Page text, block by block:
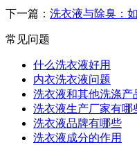
下一篇： 洗衣液与除臭：
常见问题
什么洗衣液好用
内衣洗衣液问题
洗衣液和其他洗涤产
洗衣液生产厂家有哪
洗衣液品牌有哪些
洗衣液成分的作用